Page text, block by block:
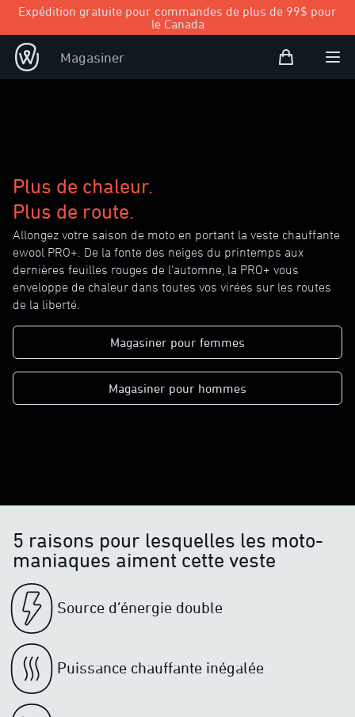
Expédition gratuite pour commandes de plus de 99$ pour
le Canada
Magasiner Panier d’achat
Open
Plus de chaleur.
Plus de route.
Allongez votre saison de moto en portant la veste chauffante
ewool PRO+. De la fonte des neiges du printemps aux
dernières feuilles rouges de l’automne, la PRO+ vous
enveloppe de chaleur dans toutes vos virées sur les routes
de la liberté.
Magasiner pour femmes
Magasiner pour hommes
5 raisons pour lesquelles les moto-
maniaques aiment cette veste
Source d’énergie double
Puissance chauffante inégalée